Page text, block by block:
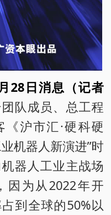
28日消息（记者
队成员、总工程
沪市汇·硬科硬
机器人新演进”时
器人工业主战场
因为从2022年开
到全球的50%以